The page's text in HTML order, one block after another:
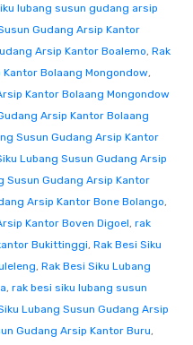
lubang susun gudang arsip
Gudang Arsip Kantor
Arsip Kantor Boalemo, Rak
Bolaang Mongondow,
Kantor Bolaang Mongondow
Arsip Kantor Bolaang
Susun Gudang Arsip Kantor
Lubang Susun Gudang Arsip
Susun Gudang Arsip Kantor
Arsip Kantor Bone Bolango,
Kantor Boven Digoel, rak
Bukittinggi, Rak Besi Siku
, Rak Besi Siku Lubang
, rak besi siku lubang susun
Lubang Susun Gudang Arsip
Gudang Arsip Kantor Buru,